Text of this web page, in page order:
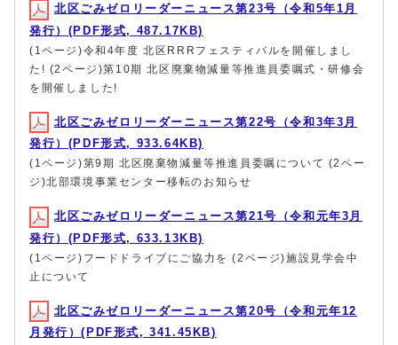
北区ごみゼロリーダーニュース第23号（令和5年1月
発行）(PDF形式, 487.17KB)
(1ページ)令和4年度 北区RRRフェスティバルを開催しまし
た! (2ページ)第10期 北区廃棄物減量等推進員委嘱式・研修会
を開催しました!
北区ごみゼロリーダーニュース第22号（令和3年3月
発行）(PDF形式, 933.64KB)
(1ページ)第9期 北区廃棄物減量等推進員委嘱について (2ペー
ジ)北部環境事業センター移転のお知らせ
北区ごみゼロリーダーニュース第21号（令和元年3月
発行）(PDF形式, 633.13KB)
(1ページ)フードドライブにご協力を (2ページ)施設見学会中
止について
北区ごみゼロリーダーニュース第20号（令和元年12
月発行）(PDF形式, 341.45KB)